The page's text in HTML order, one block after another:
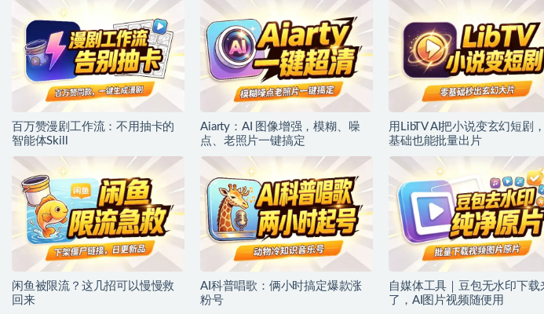
百万赞漫剧工作流：不用抽卡的
智能体Skill
Aiarty：AI 图像增强，模糊、噪
点、老照片一键搞定
用LibTV AI把小说变玄幻短剧
基础也能批量出片
闲鱼被限流？这几招可以慢慢救
回来
AI科普唱歌：俩小时搞定爆款涨
粉号
自媒体工具｜豆包无水印下载
了，AI图片视频随便用